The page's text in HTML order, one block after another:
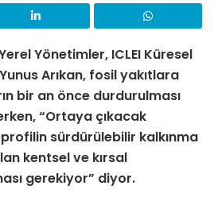
Yönetimler, ICLEI Küresel
Arıkan, fosil yakıtlara
bir an önce durdurulması
“Ortaya çıkacak
sürdürülebilir kalkınma
kentsel ve kırsal
gerekiyor” diyor.